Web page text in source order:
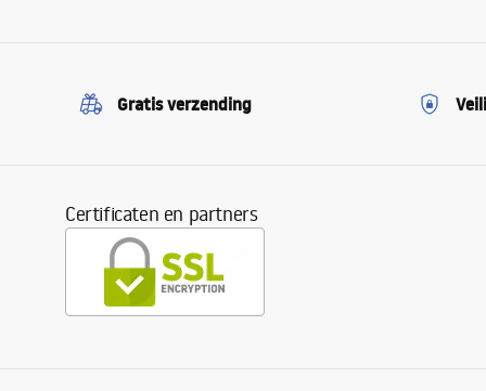
Gratis verzending
Certificaten en partners